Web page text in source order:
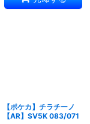
【ポケカ】チラチーノ
【AR】SV5K 083/071